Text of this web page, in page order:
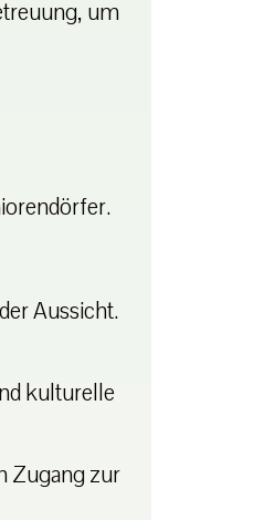
um
Aussicht.
kulturelle
Zugang zur